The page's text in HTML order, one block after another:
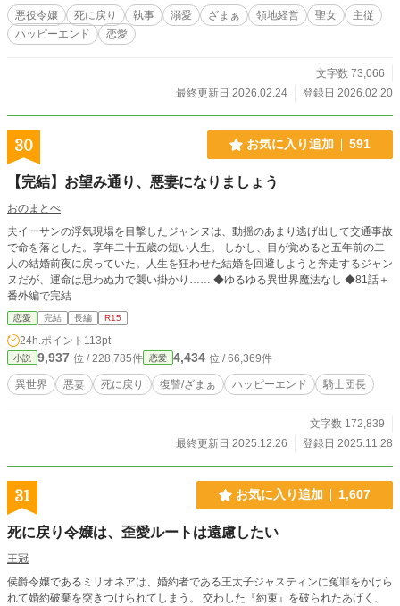
た」 過保護すぎる執事に管理され、逃げ道を塞がれながら
も、リディアは持ち前の正義感で領地の危機を次々と救って
しまう。 隠したいのに、有能さがダダ漏れ。 そうこうするう
るだけはもう終わり。……レージ、私に力を貸しなさい」 こ
れは、一度死んだ令嬢が「言葉」と「誇り」を取り戻し、過
悪役令嬢 死に戻り 執事 溺愛 ざまぁ 領地経営 聖女
主従
ハッピーエンド
恋愛
文字数 73,066
最終更新日 2026.02.24
登録日 2026.02.20
30 お気に入り追加 591
【完結】お望み通り、悪妻になりましょう
おのまとぺ
夫イーサンの浮気現場を目撃したジャンヌは、動揺のあまり逃げ出して交通事故
で命を落とした。享年二十五歳の短い人生。 しかし、目が覚めると五年前の二
人の結婚前夜に戻っていた。人生を狂わせた結婚を回避しようと奔走するジャン
ヌだが、運命は思わぬ力で襲い掛かり…… ◆ゆるゆる異世界魔法なし ◆81話＋
番外編で完結
恋愛 完結 長編 R15
24h.ポイント 113pt
小説 9,937 位 / 228,785件 恋愛 4,434 位 / 66,369件
異世界 悪妻 死に戻り 復讐/ざまぁ ハッピーエンド 騎士団長
文字数 172,839
最終更新日 2025.12.26
登録日 2025.11.28
31 お気に入り追加 1,607
死に戻り令嬢は、歪愛ルートは遠慮したい
王冠
侯爵令嬢であるミリオネアは、婚約者である王太子ジャスティンに冤罪をかけら
れて婚約破棄を突きつけられてしまう。 交わした『約束』を破られたあげく、